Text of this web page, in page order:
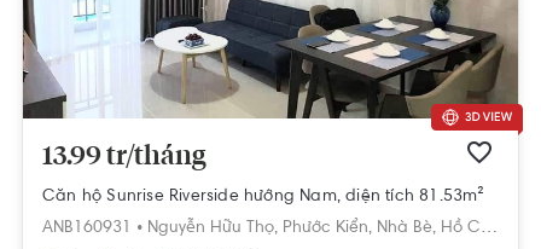
13.99 tr/tháng
Căn hộ Sunrise Riverside hướng Nam, diện tích 81.53m²
ANB160931 • Nguyễn Hữu Thọ, Phước Kiển, Nhà Bè, Hồ Chí Minh